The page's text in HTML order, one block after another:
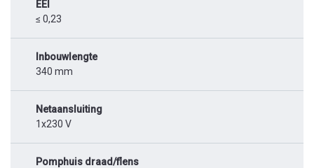
EEI
≤ 0,23
Inbouwlengte
340 mm
Netaansluiting
1x230 V
Pomphuis draad/flens